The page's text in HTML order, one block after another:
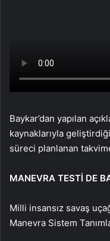
Baykar’dan yapılan
kaynaklarıyla
süreci planlanan
MANEVRA TESTİ DE
Milli insansız savaş
Manevra Sistem